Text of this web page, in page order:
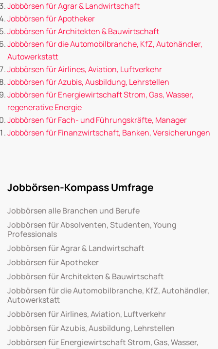
Jobbörsen für Agrar & Landwirtschaft
Jobbörsen für Apotheker
Jobbörsen für Architekten & Bauwirtschaft
Jobbörsen für die Automobilbranche, KfZ, Autohändler,
Autowerkstatt
Jobbörsen für Airlines, Aviation, Luftverkehr
Jobbörsen für Azubis, Ausbildung, Lehrstellen
Jobbörsen für Energiewirtschaft Strom, Gas, Wasser,
regenerative Energie
Jobbörsen für Fach- und Führungskräfte, Manager
Jobbörsen für Finanzwirtschaft, Banken, Versicherungen
Jobbörsen-Kompass Umfrage
Jobbörsen alle Branchen und Berufe
Jobbörsen für Absolventen, Studenten, Young
Professionals
Jobbörsen für Agrar & Landwirtschaft
Jobbörsen für Apotheker
Jobbörsen für Architekten & Bauwirtschaft
Jobbörsen für die Automobilbranche, KfZ, Autohändler,
Autowerkstatt
Jobbörsen für Airlines, Aviation, Luftverkehr
Jobbörsen für Azubis, Ausbildung, Lehrstellen
Jobbörsen für Energiewirtschaft Strom, Gas, Wasser,